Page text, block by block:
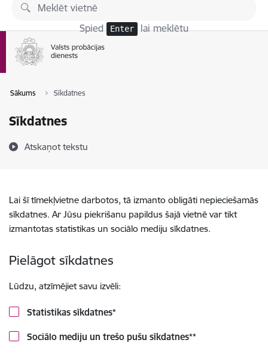
Pāriet uz lapas saturu
Spied Enter lai meklētu
Sākums Sīkdatnes
Sīkdatnes
Atskaņot tekstu
Lai šī tīmekļvietne darbotos, tā izmanto obligāti nepieciešamās
sīkdatnes. Ar Jūsu piekrišanu papildus šajā vietnē var tikt
izmantotas statistikas un sociālo mediju sīkdatnes.
Pielāgot sīkdatnes
Lūdzu, atzīmējiet savu izvēli:
Statistikas sīkdatnes*
Sociālo mediju un trešo pušu sīkdatnes**